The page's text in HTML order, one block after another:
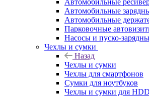
Автомобильные
Автомобильные
Автомобильные
Парковочные
Насосы и пуско-
Чехлы и сумки
Назад
Чехлы и сумки
Чехлы для смартфонов
Сумки для ноутбуков
Чехлы и сумки для